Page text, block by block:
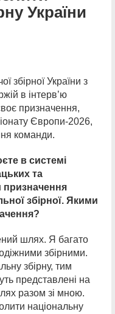
України
збірної України з
в інтерв’ю
призначення,
Європи-2026,
команди.
в системі
та
призначення
збірної. Якими
шлях. Я багато
збірними.
збірну, тим
представлені на
разом зі мною.
національну